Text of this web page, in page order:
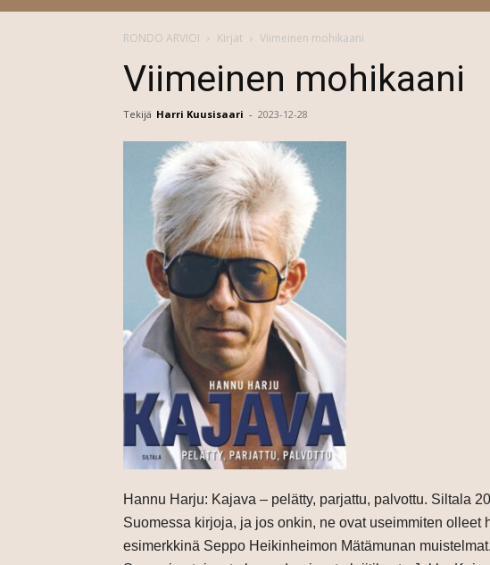
RONDO ARVIOI Kirjat Viimeinen mohikaani
Viimeinen mohikaani
Tekijä Harri Kuusisaari - 2023-12-28
Hannu Harju: Kajava – pelätty, parjattu, palvottu. Siltala
Suomessa kirjoja, ja jos onkin, ne ovat useimmiten olleet
esimerkkinä Seppo Heikinheimon Mätämunan